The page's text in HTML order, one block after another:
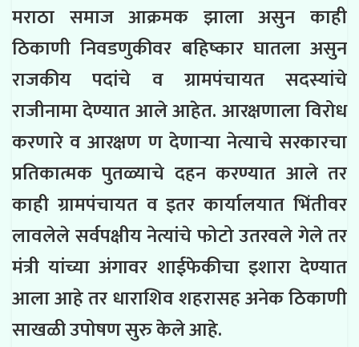
मराठा समाज आक्रमक झाला असुन काही
ठिकाणी निवडणुकीवर बहिष्कार घातला असुन
राजकीय पदांचे व ग्रामपंचायत सदस्यांचे
राजीनामा देण्यात आले आहेत. आरक्षणाला विरोध
करणारे व आरक्षण ण देणाऱ्या नेत्याचे सरकारचा
प्रतिकात्मक पुतळ्याचे दहन करण्यात आले तर
काही ग्रामपंचायत व इतर कार्यालयात भिंतीवर
लावलेले सर्वपक्षीय नेत्यांचे फोटो उतरवले गेले तर
मंत्री यांच्या अंगावर शाईफेकीचा इशारा देण्यात
आला आहे तर धाराशिव शहरासह अनेक ठिकाणी
साखळी उपोषण सुरु केले आहे.